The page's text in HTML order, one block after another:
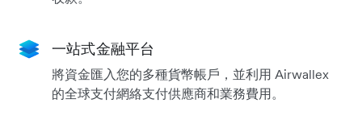
一站式金融平台
將資金匯入您的多種貨幣帳戶，並利用 Airwallex
的全球支付網絡支付供應商和業務費用。